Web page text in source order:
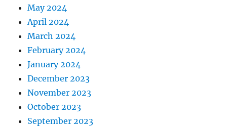
May 2024
April 2024
March 2024
February 2024
January 2024
December 2023
November 2023
October 2023
September 2023